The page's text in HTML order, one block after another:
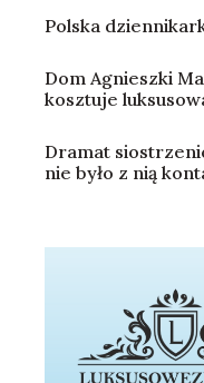
Polska
Dom Agnieszki
kosztuje
Dramat
nie było z nią